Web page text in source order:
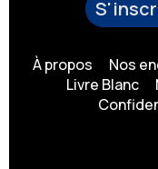
À propos Nos
Livre Blanc